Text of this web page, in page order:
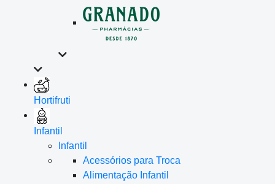
Hortifruti
Infantil
Infantil
Acessórios para Troca
Alimentação Infantil